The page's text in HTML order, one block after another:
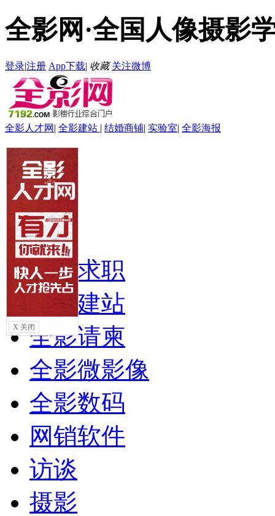
全影网·全国人像摄影
登录|注册 App下载| 收藏 关注微博
全影人才网 | 全影建站 | 结婚商铺| 实验室| 全影海报
首页
资讯
招聘求职
自助建站
全影请柬
全影微影像
全影数码
网销软件
访谈
摄影
X 关闭